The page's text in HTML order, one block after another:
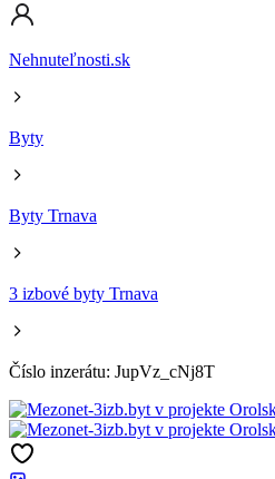
Nehnuteľnosti.sk
Byty
Byty Trnava
3 izbové byty Trnava
Číslo inzerátu: JupVz_cNj8T